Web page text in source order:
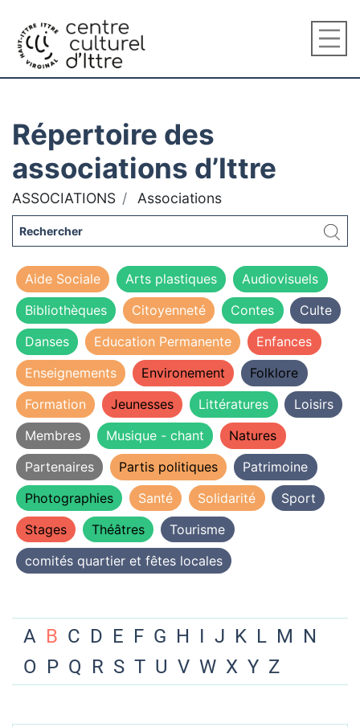
Répertoire des
associations d’Ittre
ASSOCIATIONS Associations
Aide Sociale Arts plastiques
Audiovisuels
Bibliothèques
Citoyenneté Contes
Culte
Danses
Education Permanente
Enfances
Enseignements
Environement
Folklore
Formation
Jeunesses Littératures
Loisirs
Membres
Musique - chant
Natures
Partenaires
Partis politiques
Patrimoine
Photographies
Santé Solidarité
Sport
Stages
Théâtres
Tourisme
comités quartier et fêtes locales
A B C D E F G H I J K L M N
O P Q R S T U V W X Y Z